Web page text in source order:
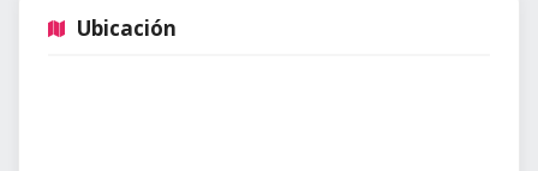
Ubicación